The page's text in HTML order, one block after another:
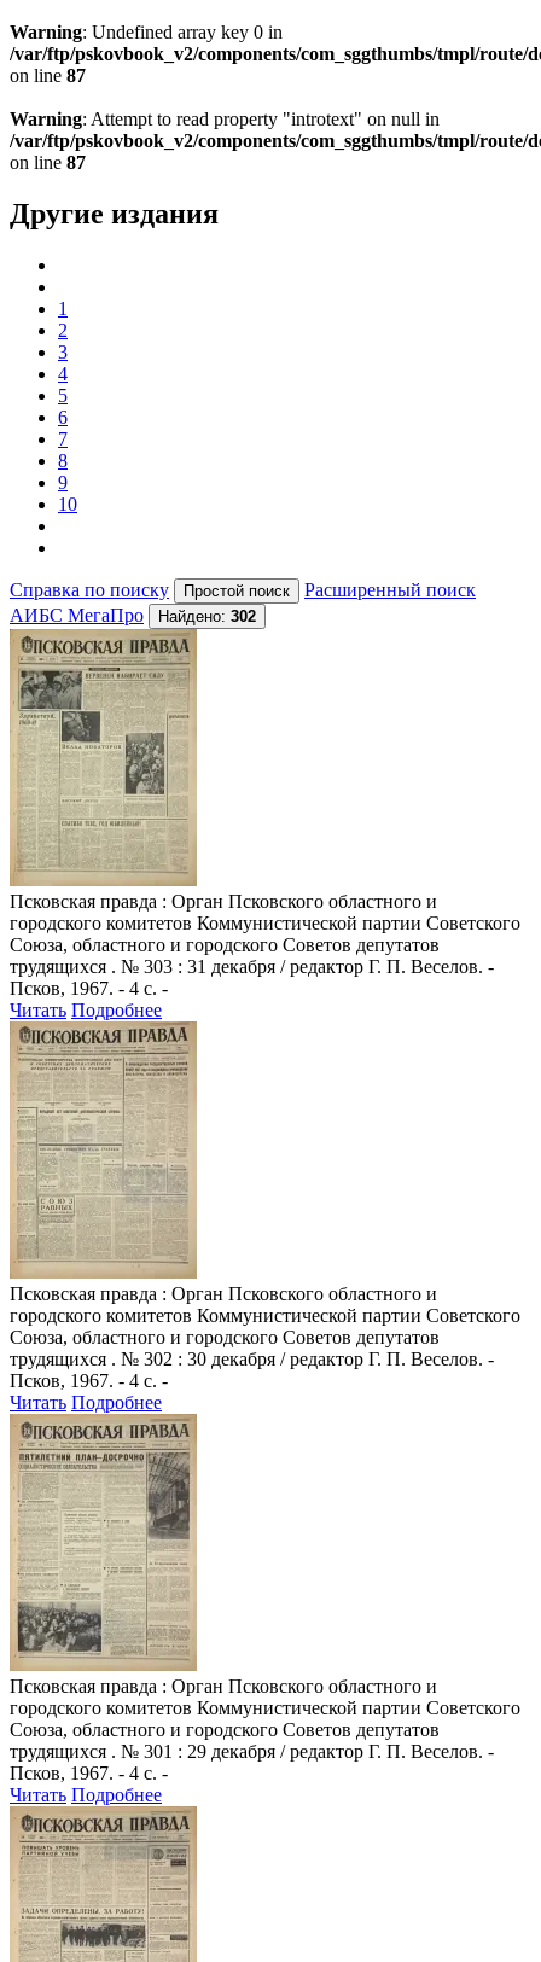
Warning: Undefined array key 0 in
/var/ftp/pskovbook_v2/components/com_sggthumbs/tmpl/route/
on line 87
Warning: Attempt to read property "introtext" on null in
/var/ftp/pskovbook_v2/components/com_sggthumbs/tmpl/route/
on line 87
Другие издания
1
2
3
4
5
6
7
8
9
10
Справка по поиску
Расширенный поиск
АИБС МегаПро
Найдено: 302
Псковская правда : Орган Псковского областного и
городского комитетов Коммунистической партии Советского
Союза, областного и городского Советов депутатов
трудящихся . № 303 : 31 декабря / редактор Г. П. Веселов. -
Псков, 1967. - 4 с. -
Читать Подробнее
Псковская правда : Орган Псковского областного и
городского комитетов Коммунистической партии Советского
Союза, областного и городского Советов депутатов
трудящихся . № 302 : 30 декабря / редактор Г. П. Веселов. -
Псков, 1967. - 4 с. -
Читать Подробнее
Псковская правда : Орган Псковского областного и
городского комитетов Коммунистической партии Советского
Союза, областного и городского Советов депутатов
трудящихся . № 301 : 29 декабря / редактор Г. П. Веселов. -
Псков, 1967. - 4 с. -
Читать Подробнее